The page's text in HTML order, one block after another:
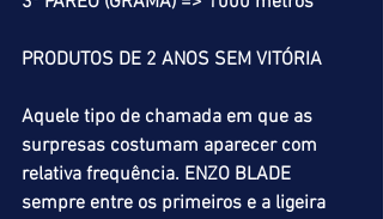
PRODUTOS DE 2 ANOS SEM VITÓRIA
Aquele tipo de chamada em que as
surpresas costumam aparecer com
relativa frequência. ENZO BLADE
sempre entre os primeiros e a ligeira